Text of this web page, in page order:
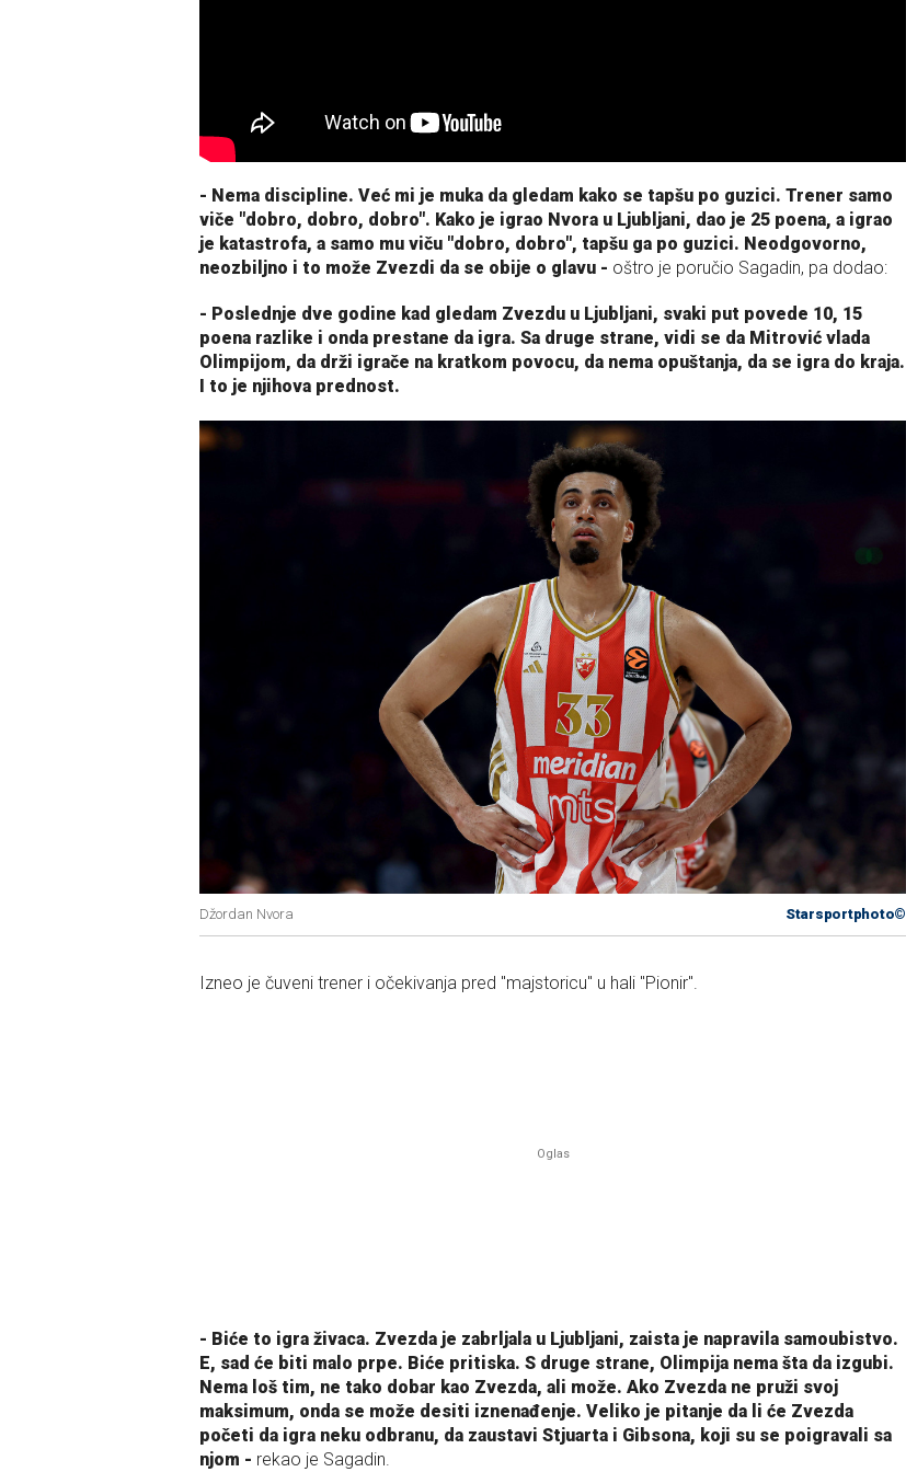
- Nema discipline. Već mi je muka da gledam kako se tapšu po guzici. Trener samo
viče "dobro, dobro, dobro". Kako je igrao Nvora u Ljubljani, dao je 25 poena, a igrao
je katastrofa, a samo mu viču "dobro, dobro", tapšu ga po guzici. Neodgovorno,
neozbiljno i to može Zvezdi da se obije o glavu - oštro je poručio Sagadin, pa dodao:
- Poslednje dve godine kad gledam Zvezdu u Ljubljani, svaki put povede 10, 15
poena razlike i onda prestane da igra. Sa druge strane, vidi se da Mitrović vlada
Olimpijom, da drži igrače na kratkom povocu, da nema opuštanja, da se igra do kraja.
I to je njihova prednost.
Džordan Nvora Starsportphoto©
Izneo je čuveni trener i očekivanja pred "majstoricu" u hali "Pionir".
- Biće to igra živaca. Zvezda je zabrljala u Ljubljani, zaista je napravila samoubistvo.
E, sad će biti malo prpe. Biće pritiska. S druge strane, Olimpija nema šta da izgubi.
Nema loš tim, ne tako dobar kao Zvezda, ali može. Ako Zvezda ne pruži svoj
maksimum, onda se može desiti iznenađenje. Veliko je pitanje da li će Zvezda
početi da igra neku odbranu, da zaustavi Stjuarta i Gibsona, koji su se poigravali sa
njom - rekao je Sagadin.